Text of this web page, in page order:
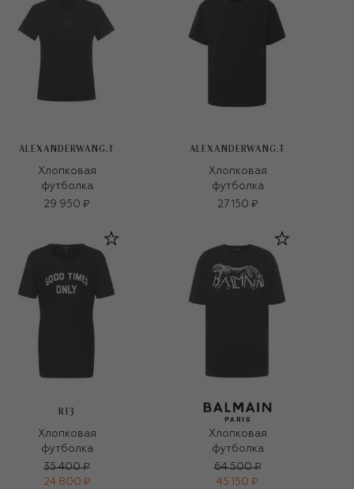
ALEXANDERWANG.T
Хлопковая
футболка
29 950 ₽
ALEXANDERWANG.T
Хлопковая
футболка
27 150 ₽
R13
Хлопковая
футболка
35 400 ₽
24 800 ₽
Хлопковая
футболка
64 500 ₽
45 150 ₽